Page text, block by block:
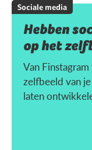
Sociale media
Hebben
op het
Van
zelfbeeld van
laten